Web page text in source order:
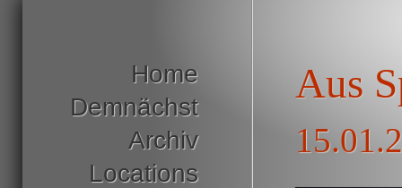
Aus
Home
Demnächst
Archiv
Locations